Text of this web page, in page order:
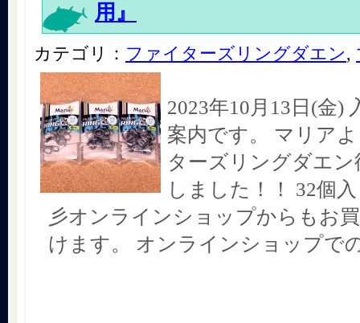
用』
カテゴリ： ファイターズリングダエン,
2023年10月13日(金)
案内です。 マリア
ターズリングダエ
しました！！ 32個
彡オンラインショップからもお
けます。 オンラインショップで